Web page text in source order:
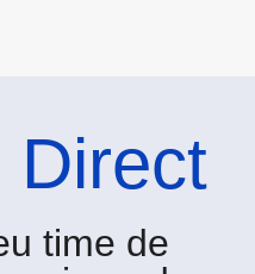
Direct
time de